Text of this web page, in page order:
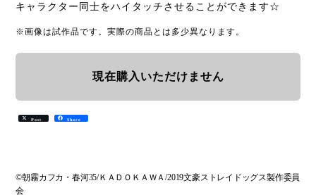
キャラクター同士をハイタッチさせることができます☆
※画像は試作品です。実際の商品とは多少異なります。
現在購入いただけません
Post Share
©朝霧カフカ・春河35/ＫＡＤＯＫＡＷＡ/2019文豪ストレイドッグス製作委員
会